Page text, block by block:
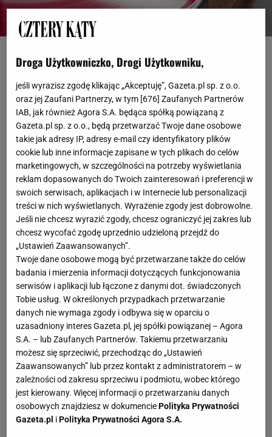
OTWÓRZ GALERIĘ
Rozważasz gramofon w domu? Dzielę się swoimi
doświadczeniami: zalety analogowego brzmienia,
rytuał słuchania winyli, oraz wady jak konserwacja i
uszkodzenia płyt.Sprawdź, czy warto mieć
gramofon— z perspektywy melomana.
Moda na gramofony – czy to tylko trend?
Słyszałem, żegramofony wracają do łask i stały się
modne. Trudno się dziwić – wyglądają świetnie i
nadają wnętrzu niepowtarzalnego charakteru.
Znam jednak kilka osób, które majągramofony nie z
powodu mody, ale z pasji do muzyki.
Mój przyjaciel ma stary sprzęt, który sam
odrestaurował, a mój teść – nowoczesny, drogi
model. Żaden z nas nie zdecydował się na zakup
przez trendy, tylko kierowała nami chęćsłuchania
muzyki w wyjątkowy sposób i możliwość
Droga Użytkowniczko, Drogi Użytkowniku,
jeśli wyrazisz zgodę klikając „Akceptuję”, Gazeta.pl sp. z o.o.
oraz jej Zaufani Partnerzy, w tym [ 676 ] Zaufanych Partnerów
IAB, jak również Agora S.A. będąca spółką powiązaną z
Gazeta.pl sp. z o.o., będą przetwarzać Twoje dane osobowe
takie jak adresy IP, adresy e-mail czy identyfikatory plików
cookie lub inne informacje zapisane w tych plikach do celów
marketingowych, w szczególności na potrzeby wyświetlania
reklam dopasowanych do Twoich zainteresowań i preferencji w
swoich serwisach, aplikacjach i w Internecie lub personalizacji
treści w nich wyświetlanych. Wyrażenie zgody jest dobrowolne.
Jeśli nie chcesz wyrazić zgody, chcesz ograniczyć jej zakres lub
chcesz wycofać zgodę uprzednio udzieloną przejdź do
„Ustawień Zaawansowanych”.
Twoje dane osobowe mogą być przetwarzane także do celów
badania i mierzenia informacji dotyczących funkcjonowania
serwisów i aplikacji lub łączone z danymi dot. świadczonych
Tobie usług. W określonych przypadkach przetwarzanie
danych nie wymaga zgody i odbywa się w oparciu o
uzasadniony interes Gazeta.pl, jej spółki powiązanej – Agora
S.A. – lub Zaufanych Partnerów. Takiemu przetwarzaniu
możesz się sprzeciwić, przechodząc do „Ustawień
Zaawansowanych” lub przez kontakt z administratorem – w
zależności od zakresu sprzeciwu i podmiotu, wobec którego
jest kierowany. Więcej informacji o przetwarzaniu danych
osobowych znajdziesz w dokumencie Polityka Prywatności
Gazeta.pl i Polityka Prywatności Agora S.A.